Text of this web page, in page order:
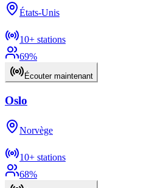
États-Unis
10+ stations
69%
Écouter maintenant
Oslo
Norvège
10+ stations
68%